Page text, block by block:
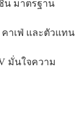
น มาตรฐาน
าเฟ่ และตัวแทน
มั่นใจความ